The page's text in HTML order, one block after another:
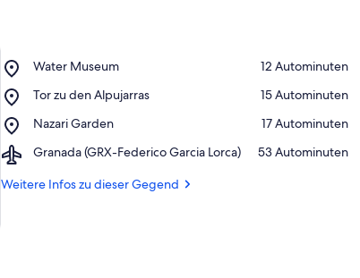
Water Museum
Place,
Museum
‪12 Autominuten‬
Tor zu den Alpujarras
Place,
zu
Alpujarras
‪15 Autominuten‬
Nazari Garden
Place,
Garden
‪17 Autominuten‬
Granada (GRX-Federico Garcia Lorca)
Airport,
(GRX-
‪53 Autominuten‬
Weitere Infos zu dieser Gegend